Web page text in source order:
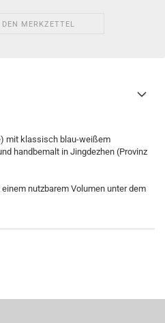
MERKZETTEL
mit klassisch blau-weißem
handbemalt in Jingdezhen (Provinz
nutzbarem Volumen unter dem